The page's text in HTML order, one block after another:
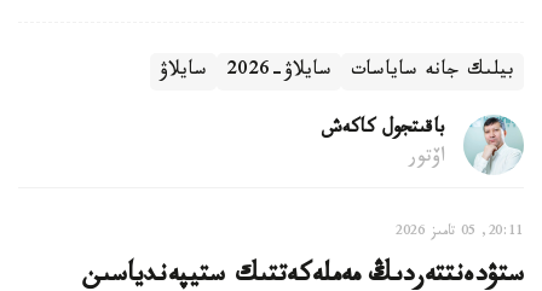
بيلىك جانە ساياسات سايلاۋ-2026 سايلاۋ
باقىتجول كاكەش
اۆتور
20:11, 05 تامىز 2026
ستۋدەنتتەردىڭ مەملەكەتتىك ستيپەندياسىن